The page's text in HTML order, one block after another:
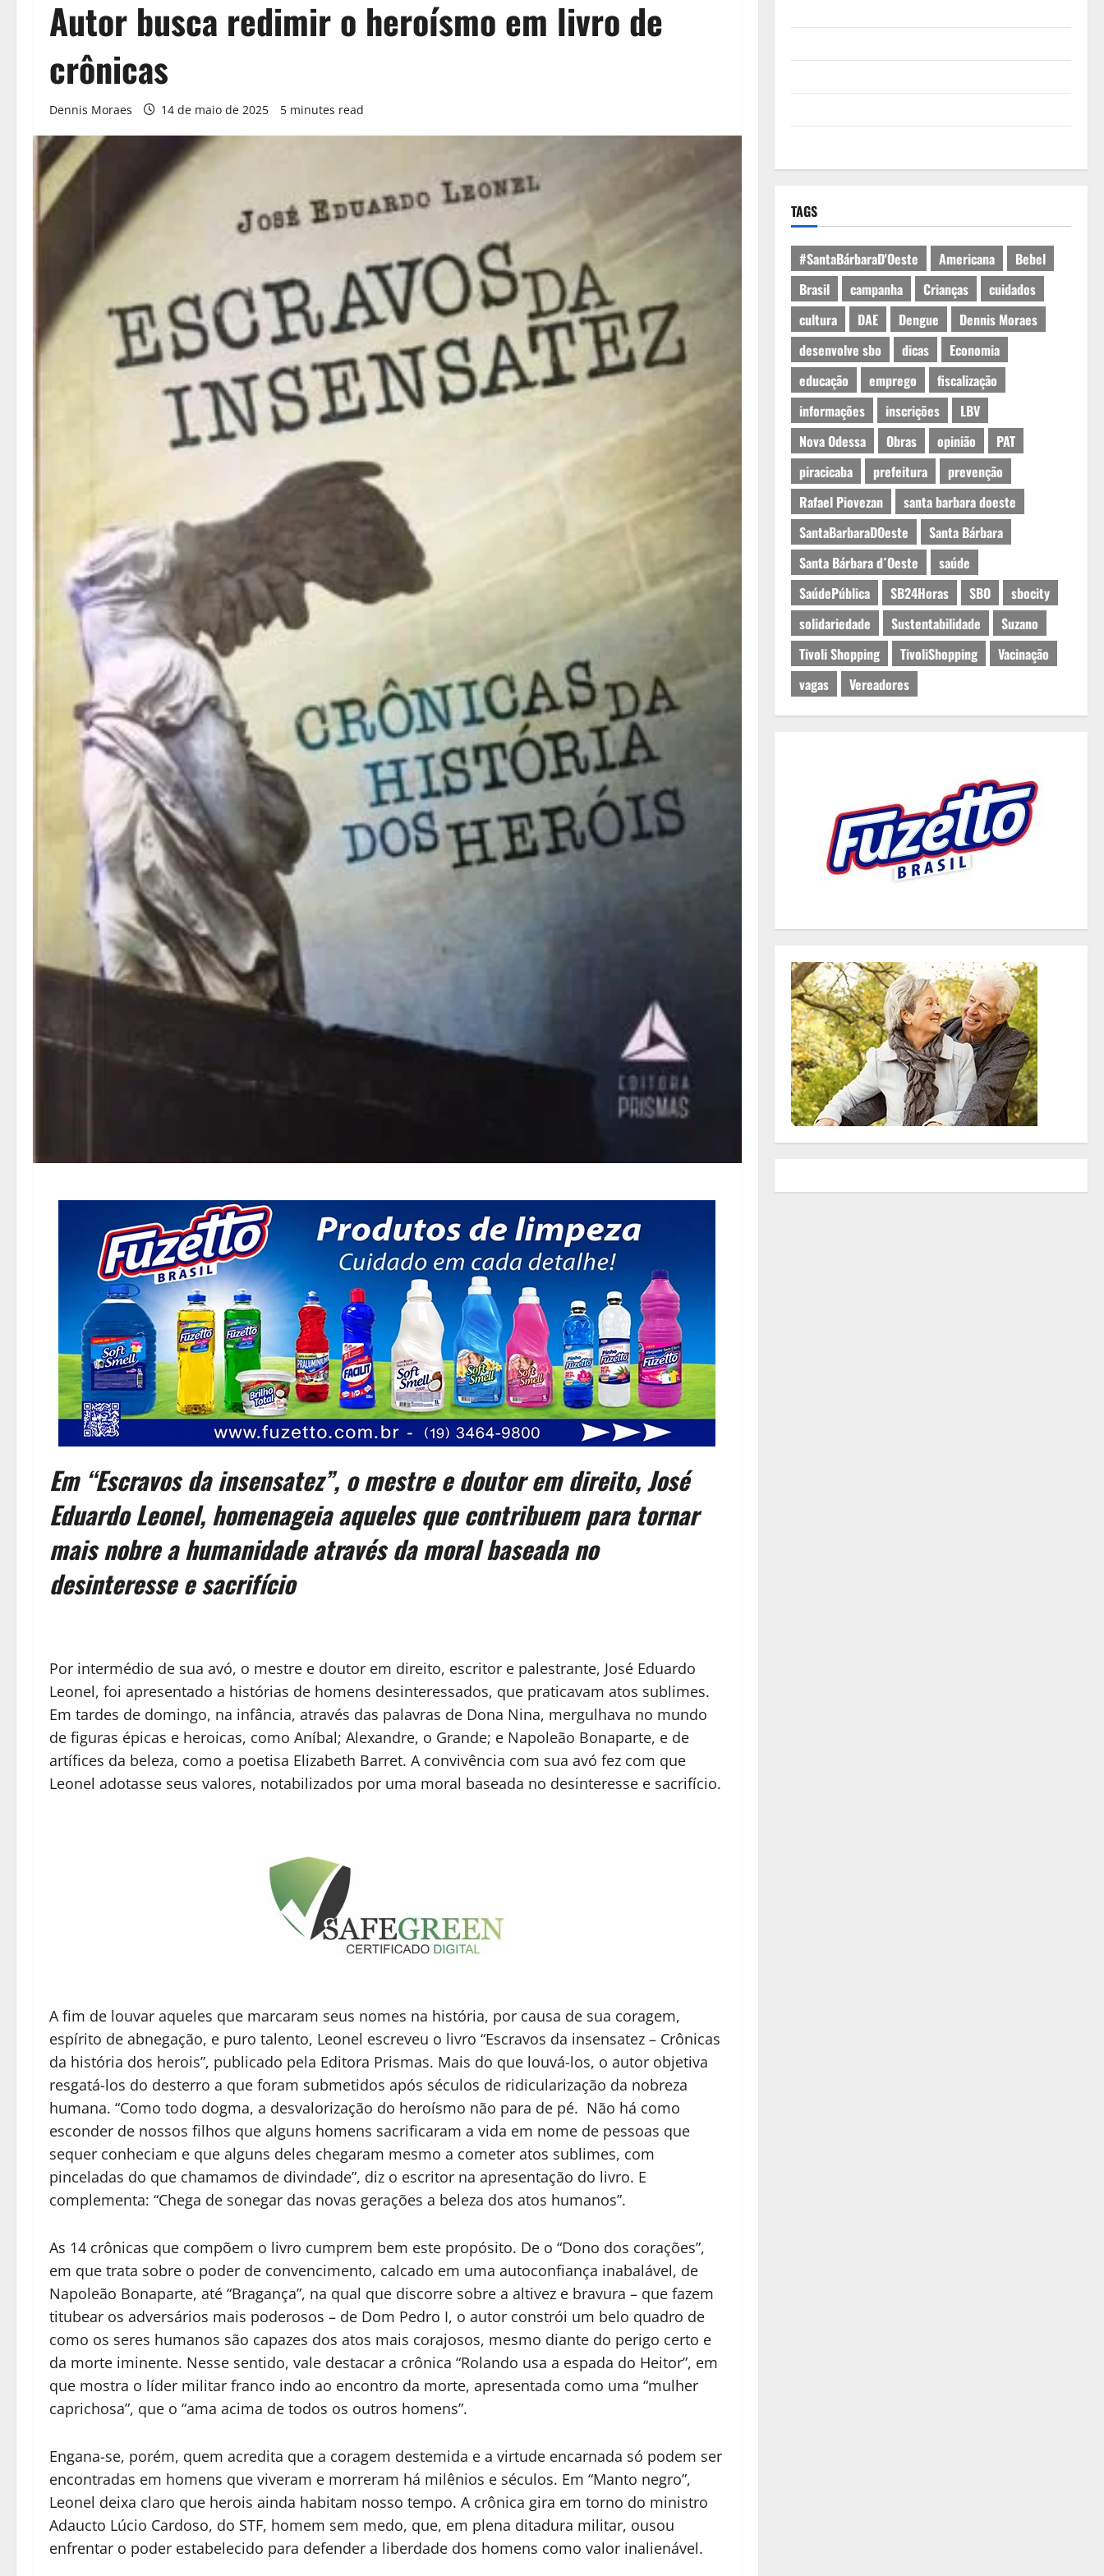
Autor busca redimir o heroísmo em livro de
crônicas
Dennis Moraes 14 de maio de 2025 5 minutes read
Em “Escravos da insensatez”, o mestre e doutor em direito, José
Eduardo Leonel, homenageia aqueles que contribuem para tornar
mais nobre a humanidade através da moral baseada no
desinteresse e sacrifício
Por intermédio de sua avó, o mestre e doutor em direito, escritor e palestrante, José Eduardo
Leonel, foi apresentado a histórias de homens desinteressados, que praticavam atos sublimes.
Em tardes de domingo, na infância, através das palavras de Dona Nina, mergulhava no mundo
de figuras épicas e heroicas, como Aníbal; Alexandre, o Grande; e Napoleão Bonaparte, e de
artífices da beleza, como a poetisa Elizabeth Barret. A convivência com sua avó fez com que
Leonel adotasse seus valores, notabilizados por uma moral baseada no desinteresse e sacrifício.
A fim de louvar aqueles que marcaram seus nomes na história, por causa de sua coragem,
espírito de abnegação, e puro talento, Leonel escreveu o livro “Escravos da insensatez – Crônicas
da história dos herois”, publicado pela Editora Prismas. Mais do que louvá-los, o autor objetiva
resgatá-los do desterro a que foram submetidos após séculos de ridicularização da nobreza
humana. “Como todo dogma, a desvalorização do heroísmo não para de pé. Não há como
esconder de nossos filhos que alguns homens sacrificaram a vida em nome de pessoas que
sequer conheciam e que alguns deles chegaram mesmo a cometer atos sublimes, com
pinceladas do que chamamos de divindade”, diz o escritor na apresentação do livro. E
complementa: “Chega de sonegar das novas gerações a beleza dos atos humanos”.
As 14 crônicas que compõem o livro cumprem bem este propósito. De o “Dono dos corações”,
em que trata sobre o poder de convencimento, calcado em uma autoconfiança inabalável, de
Napoleão Bonaparte, até “Bragança”, na qual que discorre sobre a altivez e bravura – que fazem
titubear os adversários mais poderosos – de Dom Pedro I, o autor constrói um belo quadro de
como os seres humanos são capazes dos atos mais corajosos, mesmo diante do perigo certo e
da morte iminente. Nesse sentido, vale destacar a crônica “Rolando usa a espada do Heitor”, em
que mostra o líder militar franco indo ao encontro da morte, apresentada como uma “mulher
caprichosa”, que o “ama acima de todos os outros homens”.
Engana-se, porém, quem acredita que a coragem destemida e a virtude encarnada só podem ser
encontradas em homens que viveram e morreram há milênios e séculos. Em “Manto negro”,
Leonel deixa claro que herois ainda habitam nosso tempo. A crônica gira em torno do ministro
Adaucto Lúcio Cardoso, do STF, homem sem medo, que, em plena ditadura militar, ousou
enfrentar o poder estabelecido para defender a liberdade dos homens como valor inalienável.
TAGS
#SantaBárbaraD'Oeste Americana
Bebel
Brasil
campanha Crianças
cuidados
cultura
DAE Dengue
Dennis Moraes
desenvolve sbo
dicas
Economia
educação
emprego
fiscalização
informações
inscrições
LBV
Nova Odessa
Obras opinião
PAT
piracicaba
prefeitura
prevenção
Rafael Piovezan
santa barbara doeste
SantaBarbaraDOeste
Santa Bárbara
Santa Bárbara d´Oeste
saúde
SaúdePública
SB24Horas SBO
sbocity
solidariedade
Sustentabilidade
Suzano
Tivoli Shopping
TivoliShopping
Vacinação
vagas
Vereadores